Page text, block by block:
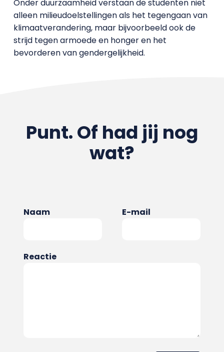
Onder duurzaamheid verstaan de studenten niet
alleen milieudoelstellingen als het tegengaan van
klimaatverandering, maar bijvoorbeeld ook de
strijd tegen armoede en honger en het
bevorderen van gendergelijkheid.
Punt. Of had jij nog
wat?
Naam E-mail
Reactie